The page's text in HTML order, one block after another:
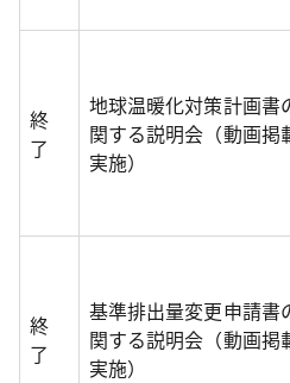
終
了
地球温暖化対策計画書
関する説明会（動画掲
実施）
終
了
基準排出量変更申請書
関する説明会（動画掲
実施）